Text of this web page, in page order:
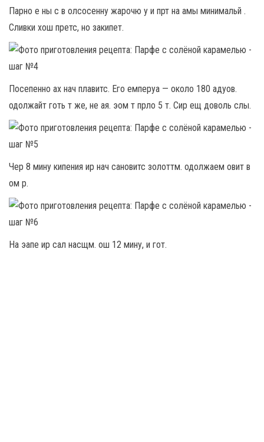
Парно е ны с в олсосенну жарочю у и прт на амы минимальй .
Сливки хош претс, но закипет.
Посепенно ах нач плавитс. Его емперуа — около 180 адуов.
одолжайт готь т же, не ая. эом т прло 5 т. Сир ещ доволь слы.
Чер 8 мину кипения ир нач сановитс золоттм. одолжаем овит в
ом р.
На эапе ир сал насщм. ош 12 мину, и гот.